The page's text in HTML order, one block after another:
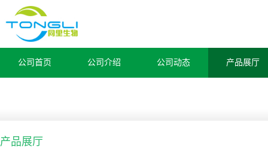
公司首页 公司介绍 公司动态 产品展厅
产品展厅